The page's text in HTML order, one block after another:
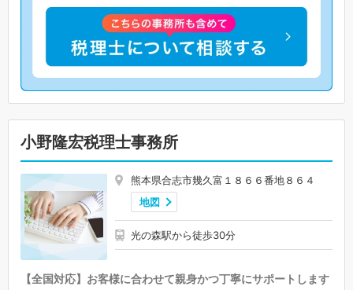
小野隆宏税理士事務所
熊本県合志市幾久富１８６６番地８６４
地図
光の森駅から徒歩30分
【全国対応】お客様に合わせて親身かつ丁寧にサポートします